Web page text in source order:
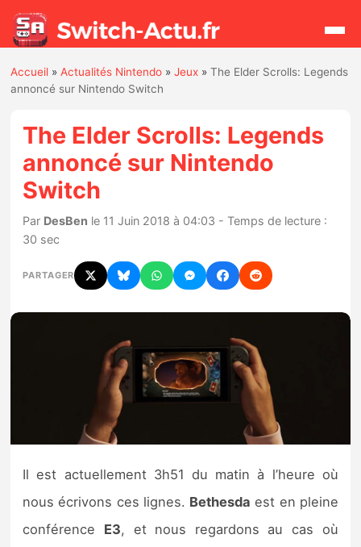
Actualités
Jeux
Hardware
Mises à jour
Chiffres de ventes
Rumeurs
Nintendo Direct
Tests et previews
Tests de jeux
Tests d’accessoires
Accueil »Actualités Nintendo »Jeux »The Elder Scrolls: Legends
annoncé sur Nintendo Switch
The Elder Scrolls: Legends
annoncé sur Nintendo
Switch
Par DesBen le 11 Juin 2018 à 04:03 - Temps de lecture :
30 sec
PARTAGER
Il est actuellement 3h51 du matin à l’heure où
nous écrivons ces lignes. Bethesda est en pleine
conférence E3, et nous regardons au cas où